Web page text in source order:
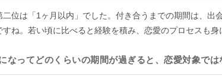
二位は「1ヶ月以内」でした。付き合うまでの期間は、出
すね。若い頃に比べると経験を積み、恋愛のプロセスも身
なってどのくらいの期間が過ぎると、恋愛対象では